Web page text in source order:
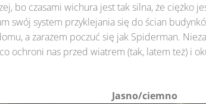
bo czasami wichura jest tak silna, że ciężko
swój system przyklejania się do ścian
a zarazem poczuć się jak Spiderman.
ochroni nas przed wiatrem (tak, latem też) i
Jasno/ciemno